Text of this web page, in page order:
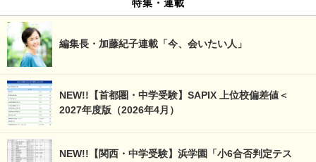
特集・連載
編集長・加藤紀子連載「今、会いたい人」
NEW!!【首都圏・中学受験】SAPIX 上位校偏差値＜
2027年度版（2026年4月）
NEW!!【関西・中学受験】浜学園「小6合否判定テス